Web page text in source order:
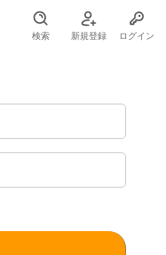
検索 新規登録 ログイン